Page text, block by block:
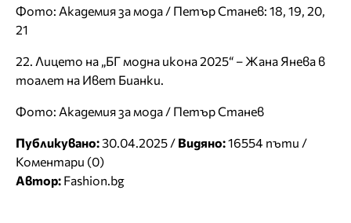
Фото: Академия за мода / Петър Станев: 18, 19, 20,
21
22. Лицето на „БГ модна икона 2025“ – Жана Янева в
тоалет на Ивет Бианки.
Фото: Академия за мода / Петър Станев
Публикувано: 30.04.2025 / Видяно:16554 пъти /
Коментари (0)
Автор: Fashion.bg